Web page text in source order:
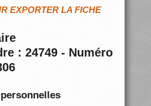
EXPORTER LA FICHE
: 24749 - Numéro